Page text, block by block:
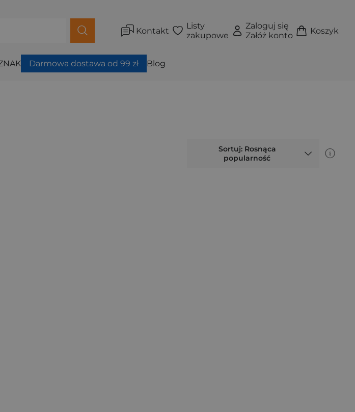
Kontakt
Listy
zakupowe
Zaloguj się
Załóż konto
Koszyk
Darmowa dostawa od 99 zł Blog
Sortuj: Rosnąca
popularność